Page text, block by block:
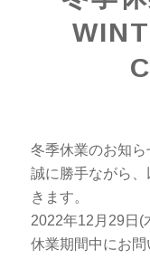
冬季休業のお知ら
誠に勝手ながら
きます。
2022年12月29日(
休業期間中にお